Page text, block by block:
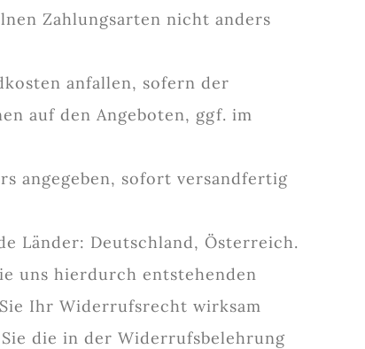
Zahlungsarten nicht anders
anfallen, sofern der
auf den Angeboten, ggf. im
angegeben, sofort versandfertig
Länder: Deutschland, Österreich.
uns hierdurch entstehenden
Ihr Widerrufsrecht wirksam
die in der Widerrufsbelehrung